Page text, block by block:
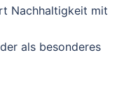
Nachhaltigkeit mit
als besonderes